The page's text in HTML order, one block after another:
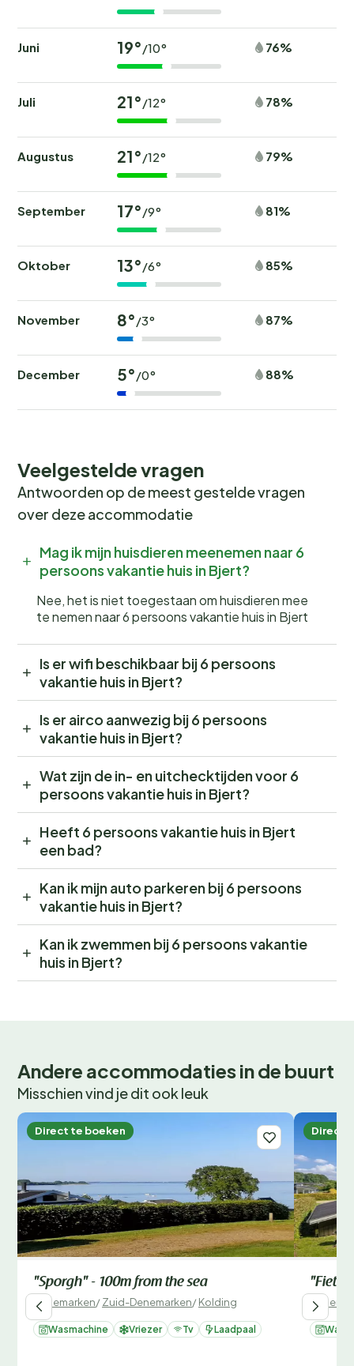
Juni 19°/10° 76%
Juli 21°/12° 78%
Augustus 21°/12° 79%
September 17°/9° 81%
Oktober 13°/6° 85%
November 8°/3° 87%
December 5°/0° 88%
Veelgestelde vragen
Antwoorden op de meest gestelde vragen
over deze accommodatie
Mag ik mijn huisdieren meenemen naar 6
persoons vakantie huis in Bjert?
Nee, het is niet toegestaan om huisdieren mee
te nemen naar 6 persoons vakantie huis in Bjert
Is er wifi beschikbaar bij 6 persoons
vakantie huis in Bjert?
Is er airco aanwezig bij 6 persoons
vakantie huis in Bjert?
Wat zijn de in- en uitchecktijden voor 6
persoons vakantie huis in Bjert?
Heeft 6 persoons vakantie huis in Bjert
een bad?
Kan ik mijn auto parkeren bij 6 persoons
vakantie huis in Bjert?
Kan ik zwemmen bij 6 persoons vakantie
huis in Bjert?
Andere accommodaties in de buurt
Misschien vind je dit ook leuk
Direct te boeken
"Sporgh" - 100m from the sea
Denemarken/Zuid-Denemarken/Kolding
Wasmachine Vriezer Tv Laadpaal
Direct
"Fiete"